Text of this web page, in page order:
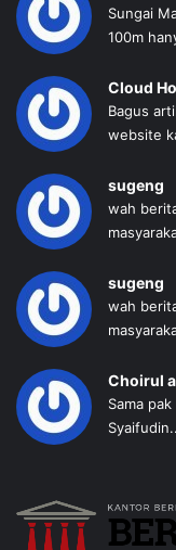
Sungai
100m
Cloud
Bagus
website
sugeng
wah
sugeng
wah
Choirul
Sama